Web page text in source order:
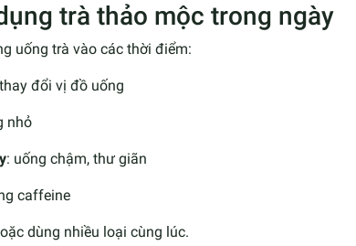
trà thảo mộc trong ngày
uống trà vào các thời điểm:
đổi vị đồ uống
nhỏ
: uống chậm, thư giãn
caffeine
dùng nhiều loại cùng lúc.